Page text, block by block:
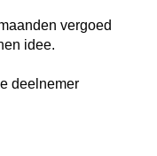
vergoed
idee.
deelnemer